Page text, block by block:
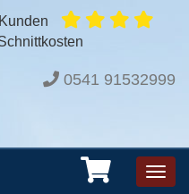
0541 91532999